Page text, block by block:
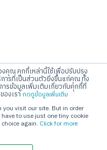
คุณ คุกกี้เหล่านี้ใช้เพื่อปรับปรุง
ารที่เป็นส่วนตัวยิ่งขึ้นแก่คุณ ทั้ง
รข้อมูลเพิ่มเติมเกี่ยวกับคุกกี้ที่
องเรากดดูข้อมูลเพิ่มเติม
visit our site. But in order
to use just one tiny cookie
again. Click for more
Company Limited.
click.